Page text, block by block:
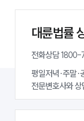
대륜법률
전화상담
평일저녁·주말·
전문변호사와 상